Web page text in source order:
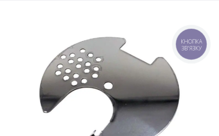
КНОПКА
ЗВ'ЯЗКУ